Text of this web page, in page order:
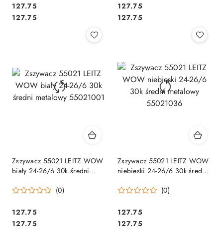
Cena:
127.75
Cena:
127.75
Cena:
127.75
Cena:
127.75
Zszywacz 55021 LEITZ WOW
biały 24-26/6 30k średni
(0)
Cena:
127.75
Cena:
127.75
Zszywacz 55021 LEITZ WOW
niebieski 24-26/6 30k średni
(0)
Cena:
127.75
Cena:
127.75